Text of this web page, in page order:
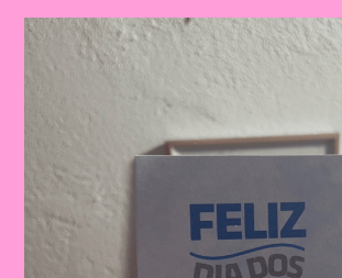
Pais
Dia
Pais:
Celebrando
Importância
Da
Figura